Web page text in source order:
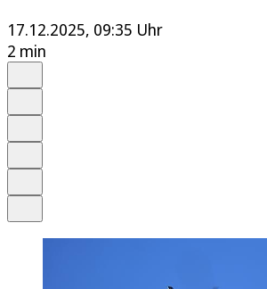
17.12.2025, 09:35 Uhr
2 min